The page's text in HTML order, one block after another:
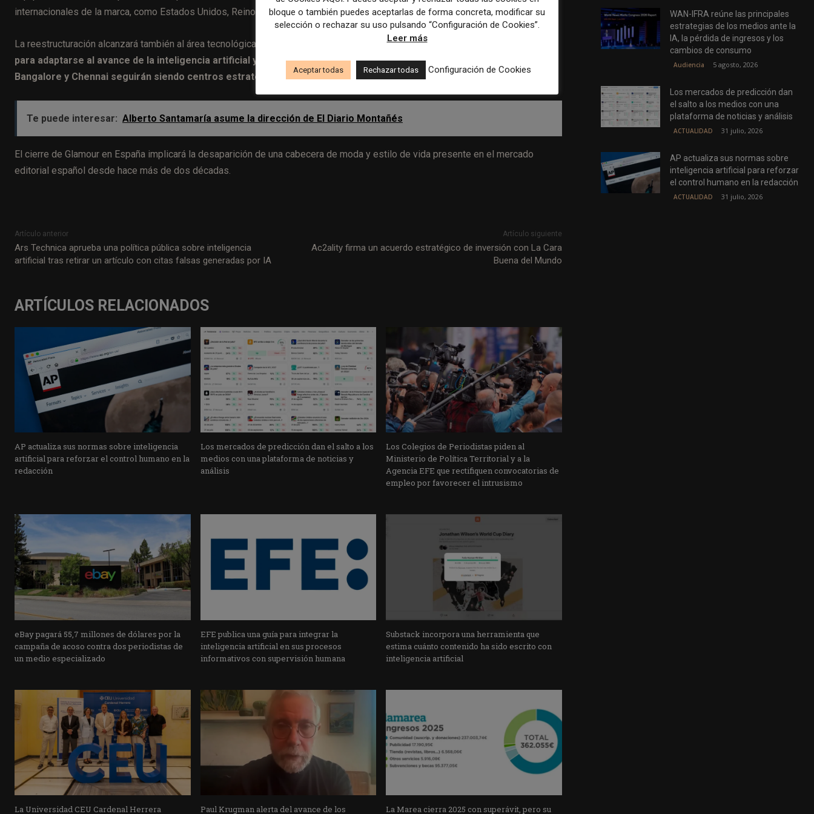
internacionales de la marca, como Estados Unidos, Reino Unido, Japón, Oriente Medio o México.
La reestructuración alcanzará también al área tecnológica de Condé Nast.
La compañía reorganizará parte de sus equipos
para adaptarse al avance de la inteligencia artificial y acelerar el desarrollo de productos y herramientas internas.
Bangalore y Chennai seguirán siendo centros estratégicos para ese trabajo.
Te puede interesar: Alberto Santamaría asume la dirección de El Diario Montañés
El cierre de Glamour en España implicará la desaparición de una cabecera de moda y estilo de vida presente en el mercado
editorial español desde hace más de dos décadas.
Artículo anterior
Ars Technica aprueba una política pública sobre inteligencia
artificial tras retirar un artículo con citas falsas generadas por IA
Artículo siguiente
Ac2ality firma un acuerdo estratégico de inversión con La Cara
Buena del Mundo
ARTÍCULOS RELACIONADOS
AP actualiza sus normas sobre inteligencia
artificial para reforzar el control humano en la
redacción
Los mercados de predicción dan el salto a los
medios con una plataforma de noticias y
análisis
Los Colegios de Periodistas piden al
Ministerio de Política Territorial y a la
Agencia EFE que rectifiquen convocatorias de
empleo por favorecer el intrusismo
eBay pagará 55,7 millones de dólares por la
campaña de acoso contra dos periodistas de
un medio especializado
EFE publica una guía para integrar la
inteligencia artificial en sus procesos
informativos con supervisión humana
Substack incorpora una herramienta que
estima cuánto contenido ha sido escrito con
inteligencia artificial
La Universidad CEU Cardenal Herrera Paul Krugman alerta del avance de los La Marea cierra 2025 con superávit, pero su
WAN-IFRA reúne las principales
estrategias de los medios ante la
IA, la pérdida de ingresos y los
cambios de consumo
Audiencia 5 agosto, 2026
Los mercados de predicción dan
el salto a los medios con una
plataforma de noticias y análisis
ACTUALIDAD 31 julio, 2026
AP actualiza sus normas sobre
inteligencia artificial para reforzar
el control humano en la redacción
ACTUALIDAD 31 julio, 2026
bloque o también puedes aceptarlas de forma concreta, modificar su
selección o rechazar su uso pulsando “Configuración de Cookies”.
Leer más
Aceptar todas Rechazar todas Configuración de Cookies